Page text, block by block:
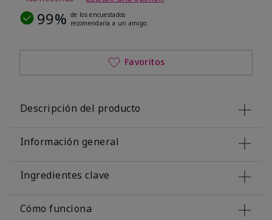
99% de los encuestados
recomendaría a un amigo.
Favoritos
Descripción del producto
Información general
Ingredientes clave
Cómo funciona